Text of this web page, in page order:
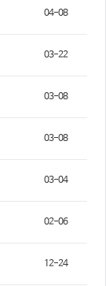
04-08
03-22
03-08
03-08
03-04
02-06
12-24